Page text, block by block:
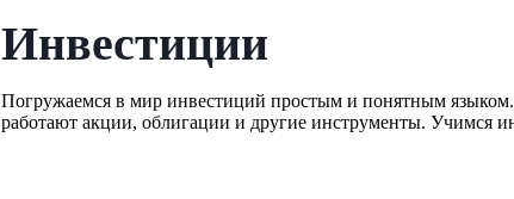
Инвестиции
Погружаемся в мир инвестиций простым и понятным языком.
работают акции, облигации и другие инструменты. Учимся